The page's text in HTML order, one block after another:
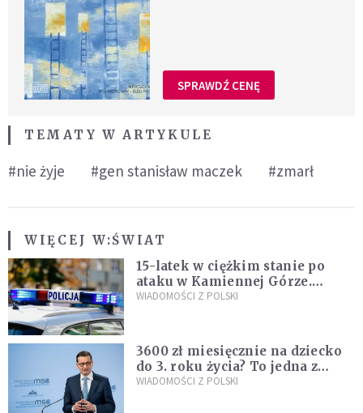
SPRAWDŹ CENĘ
TEMATY W ARTYKULE
#nie żyje #gen stanisław maczek #zmarł
WIĘCEJ W:ŚWIAT
15-latek w ciężkim stanie po
ataku w Kamiennej Górze.
Policja zatrzymała dwóch
WIADOMOŚCI Z POLSKI
3600 zł miesięcznie na dziecko
do 3. roku życia? To jedna z
propozycji programu "Rozwój
WIADOMOŚCI Z POLSKI